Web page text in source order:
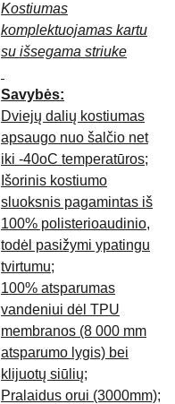
Kostiumas
komplektuojamas kartu
su išsegama striuke
Savybės:
Dviejų dalių kostiumas
apsaugo nuo šalčio net
iki -40oC temperatūros;
Išorinis kostiumo
sluoksnis pagamintas iš
100% polisterioaudinio,
todėl pasižymi ypatingu
tvirtumu;
100% atsparumas
vandeniui dėl TPU
membranos (8 000 mm
atsparumo lygis) bei
klijuotų siūlių;
Pralaidus orui (3000mm);